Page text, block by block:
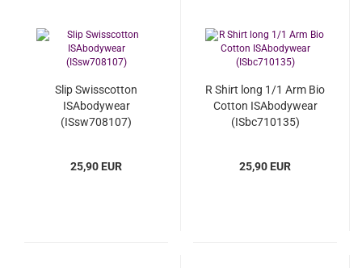
Slip Swisscotton
ISAbodywear
(ISsw708107)
25,90 EUR
R Shirt long 1/1 Arm Bio
Cotton ISAbodywear
(ISbc710135)
25,90 EUR